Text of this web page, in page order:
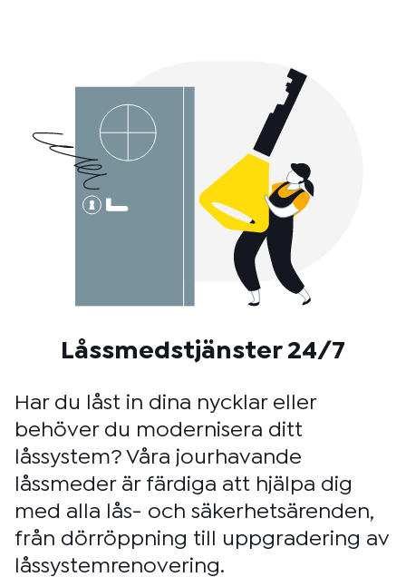
Låssmedstjänster 24/7
Har du låst in dina nycklar eller
behöver du modernisera ditt
låssystem? Våra jourhavande
låssmeder är färdiga att hjälpa dig
med alla lås- och säkerhetsärenden,
från dörröppning till uppgradering av
låssystemrenovering.